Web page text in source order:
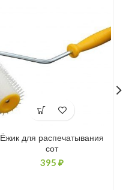
Ёжик для распечатывания
сот
395 ₽